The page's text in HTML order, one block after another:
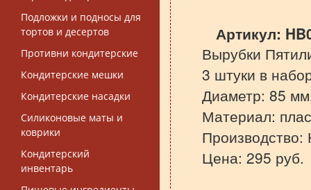
Подложки и подносы для
тортов и десертов
Противни кондитерские
Кондитерские мешки
Кондитерские насадки
Силиконовые маты и
коврики
Кондитерский
инвентарь
Артикул:
Вырубки
3 штуки в
Диаметр: 85
Материал:
Производство:
Цена: 295 руб.